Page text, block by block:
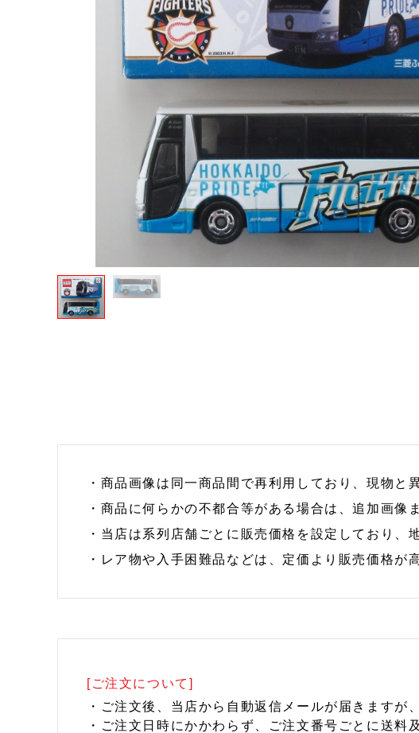
・商品画像は同一商品間で再利用しており、現物と
・商品に何らかの不都合等がある場合は、追加画像
・当店は系列店舗ごとに販売価格を設定しており、
・レア物や入手困難品などは、定価より販売価格が
[ご注文について]
・ご注文後、当店から自動返信メールが届きますが
・ご注文日時にかかわらず、ご注文番号ごとに送